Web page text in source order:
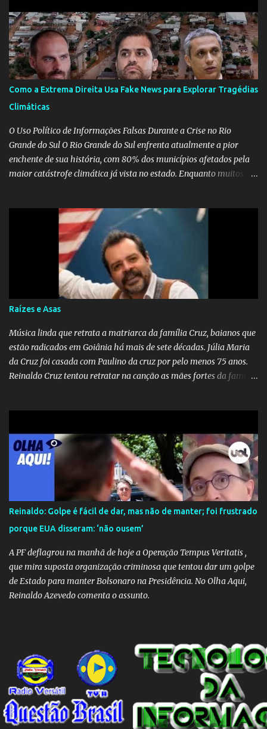
Como a Extrema Direita Usa Fake News para Explorar Tragédias
Climáticas
O Uso Político de Informações Falsas Durante a Crise no Rio
Grande do Sul O Rio Grande do Sul enfrenta atualmente a pior
enchente de sua história, com 80% dos municípios afetados pela
maior catástrofe climática já vista no estado. Enquanto muitos se
voluntários e das forças governamentais, impactando diretamente
nas operações de salvamento. O receio é que notícias falsas, como
a de retenção de doações e o transporte de oxigênio, causem mais
apreensão na população já fragilizada por essa grave situação.
Tamanha é a seriedade do problema que o governo do estado
precisou criar uma força-tarefa para checar e desmentir as
desinformações, chegando ao ponto de o governo federal pedir
O Negacionismo Climático da Extrema Direita Essa disseminação
de fake news não é uma surpresa, pois faz parte de um padrão...
Raízes e Asas
Música linda que retrata a matriarca da família Cruz, baianos que
estão radicados em Goiânia há mais de sete décadas. Júlia Maria
da Cruz foi casada com Paulino da cruz por pelo menos 75 anos.
Reinaldo Cruz tentou retratar na canção as mães fortes da família
Reinaldo: Golpe é fácil de dar, mas não de manter; foi frustrado
porque EUA disseram: ‘não ousem’
A PF deflagrou na manhã de hoje a Operação Tempus Veritatis ,
que mira suposta organização criminosa que tentou dar um golpe
de Estado para manter Bolsonaro na Presidência. No Olha Aqui,
Reinaldo Azevedo comenta o assunto.